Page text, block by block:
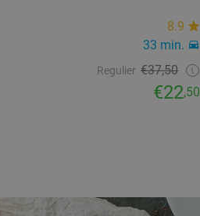
8.9
33 min.
Regulier €37,50
€22,50